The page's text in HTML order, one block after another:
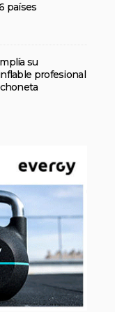
países
su
profesional